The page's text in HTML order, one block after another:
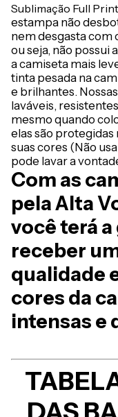
Sublimação Full
estampa não
nem desgasta com
ou seja, não possui
a camiseta mais
tinta pesada na
e brilhantes.
laváveis,
mesmo quando
elas são
suas cores (Não
pode lavar a
Com as
pela Alta
você terá
receber
qualidade
cores da
intensas e